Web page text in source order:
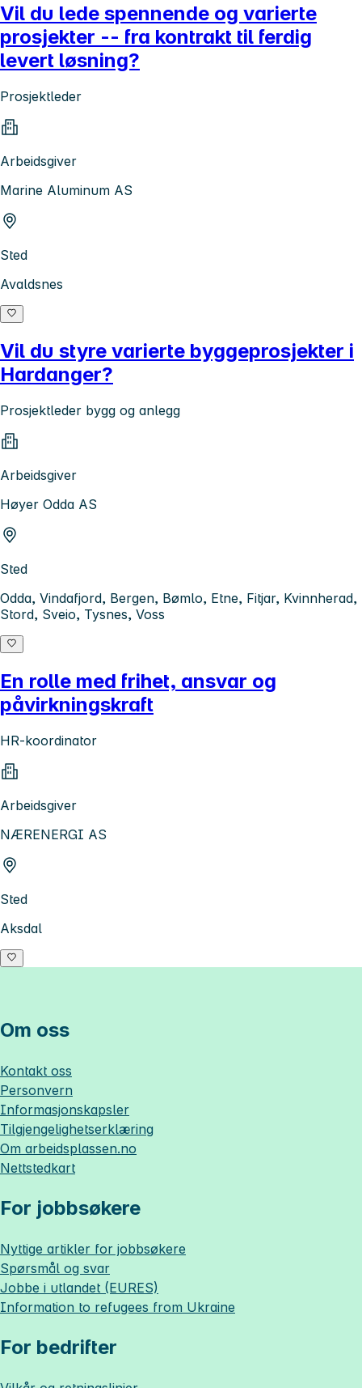
Vil du lede spennende og varierte
prosjekter -- fra kontrakt til ferdig
levert løsning?
Prosjektleder
Arbeidsgiver
Marine Aluminum AS
Sted
Avaldsnes
Vil du styre varierte byggeprosjekter i
Hardanger?
Prosjektleder bygg og anlegg
Arbeidsgiver
Høyer Odda AS
Sted
Odda, Vindafjord, Bergen, Bømlo, Etne, Fitjar, Kvinnherad,
Stord, Sveio, Tysnes, Voss
En rolle med frihet, ansvar og
påvirkningskraft
HR-koordinator
Arbeidsgiver
NÆRENERGI AS
Sted
Aksdal
Om oss
Kontakt oss
Personvern
Informasjonskapsler
Tilgjengelighetserklæring
Om arbeidsplassen.no
Nettstedkart
For jobbsøkere
Nyttige artikler for jobbsøkere
Spørsmål og svar
Jobbe i utlandet (EURES)
Information to refugees from Ukraine
For bedrifter